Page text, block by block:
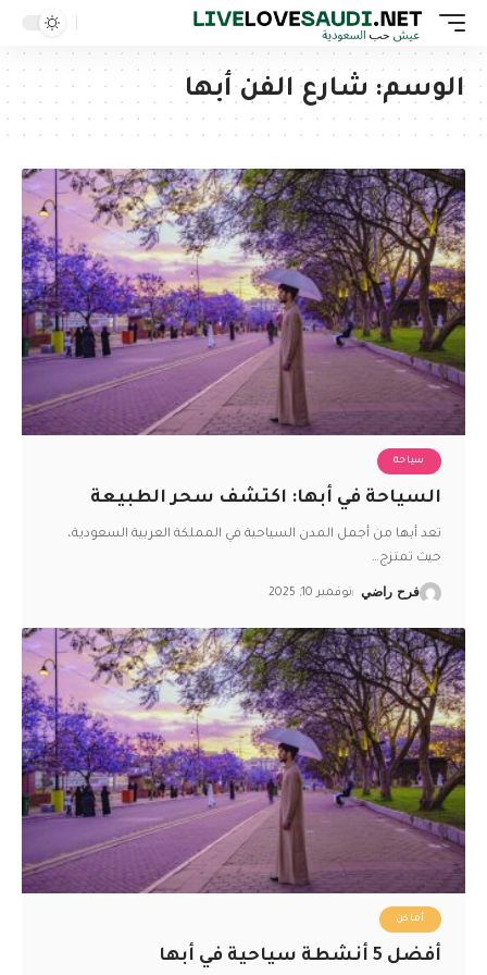
الوسم: شارع الفن أبها
سياحة
السياحة في أبها: اكتشف سحر الطبيعة
تعد أبها من أجمل المدن السياحية في المملكة العربية السعودية،
حيث تمتزج…
فرح راضي نوفمبر 10, 2025
أماكن
أفضل 5 أنشطة سياحية في أبها